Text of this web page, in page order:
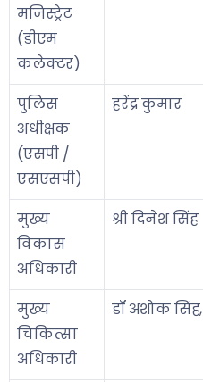
मजिस्ट्रेट
(डीएम
कलेक्टर)
पुलिस
अधीक्षक
(एसपी /
एसएसपी)
हरेंद्र कुमार
मुख्य
विकास
अधिकारी
श्री दिनेश सिंह
मुख्य
चिकित्सा
अधिकारी
डॉ अशोक सिंह,